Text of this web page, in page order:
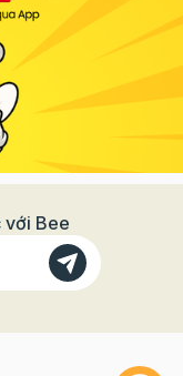
với Bee